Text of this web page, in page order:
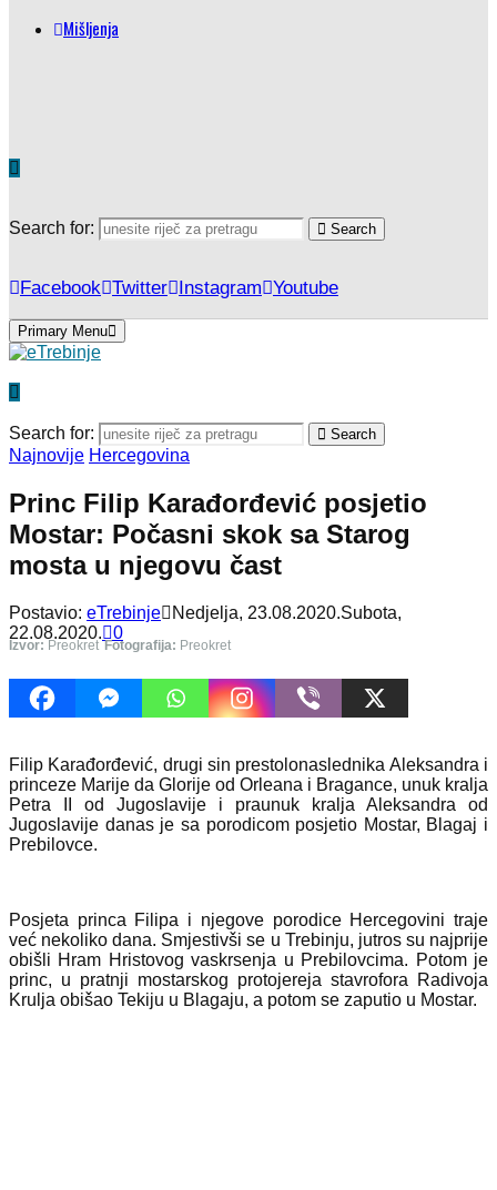
Mišljenja
Search for: Search
Facebook Twitter Instagram Youtube
Primary Menu
Search for: Search
Najnovije Hercegovina
Princ Filip Karađorđević posjetio
Mostar: Počasni skok sa Starog
mosta u njegovu čast
Postavio: eTrebinje Nedjelja, 23.08.2020.Subota,
22.08.2020.
0
Izvor: Preokret Fotografija: Preokret
Filip Karađorđević, drugi sin prestolonaslednika Aleksandra i
princeze Marije da Glorije od Orleana i Bragance, unuk kralja
Petra II od Jugoslavije i praunuk kralja Aleksandra od
Jugoslavije danas je sa porodicom posjetio Mostar, Blagaj i
Prebilovce.
Posjeta princa Filipa i njegove porodice Hercegovini traje
već nekoliko dana. Smjestivši se u Trebinju, jutros su najprije
obišli Hram Hristovog vaskrsenja u Prebilovcima. Potom je
princ, u pratnji mostarskog protojereja stavrofora Radivoja
Krulja obišao Tekiju u Blagaju, a potom se zaputio u Mostar.